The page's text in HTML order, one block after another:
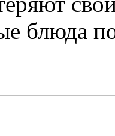
блюда